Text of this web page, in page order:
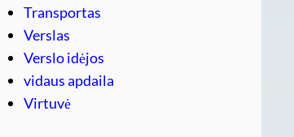
Transportas
Verslas
Verslo idėjos
vidaus apdaila
Virtuvė